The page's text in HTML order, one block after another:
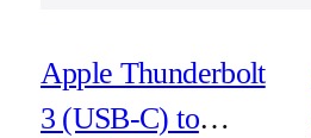
Apple Thunderbolt
3 (USB-C) to